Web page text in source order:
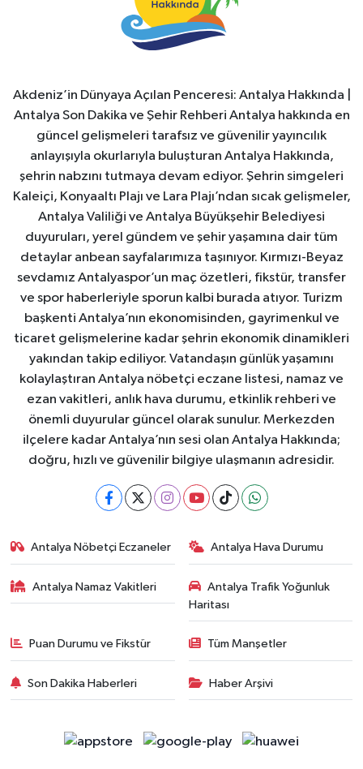
Akdeniz’in Dünyaya Açılan Penceresi: Antalya Hakkında |
Antalya Son Dakika ve Şehir Rehberi Antalya hakkında en
güncel gelişmeleri tarafsız ve güvenilir yayıncılık
anlayışıyla okurlarıyla buluşturan Antalya Hakkında,
şehrin nabzını tutmaya devam ediyor. Şehrin simgeleri
Kaleiçi, Konyaaltı Plajı ve Lara Plajı’ndan sıcak gelişmeler,
Antalya Valiliği ve Antalya Büyükşehir Belediyesi
duyuruları, yerel gündem ve şehir yaşamına dair tüm
detaylar anbean sayfalarımıza taşınıyor. Kırmızı-Beyaz
sevdamız Antalyaspor’un maç özetleri, fikstür, transfer
ve spor haberleriyle sporun kalbi burada atıyor. Turizm
başkenti Antalya’nın ekonomisinden, gayrimenkul ve
ticaret gelişmelerine kadar şehrin ekonomik dinamikleri
yakından takip ediliyor. Vatandaşın günlük yaşamını
kolaylaştıran Antalya nöbetçi eczane listesi, namaz ve
ezan vakitleri, anlık hava durumu, etkinlik rehberi ve
önemli duyurular güncel olarak sunulur. Merkezden
ilçelere kadar Antalya’nın sesi olan Antalya Hakkında;
doğru, hızlı ve güvenilir bilgiye ulaşmanın adresidir.
Antalya Nöbetçi Eczaneler Antalya Hava Durumu
Antalya Namaz Vakitleri
Antalya Trafik Yoğunluk
Haritası
Puan Durumu ve Fikstür Tüm Manşetler
Son Dakika Haberleri Haber Arşivi